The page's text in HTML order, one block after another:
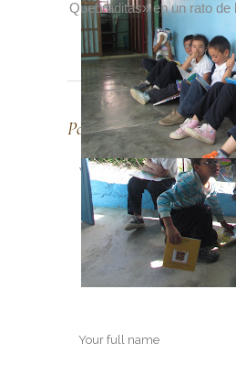
Quebraditas» en un rato de
Post A Comment